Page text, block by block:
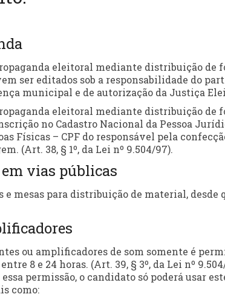
eleitoral mediante distribuição de
ser editados sob a responsabilidade do
municipal e de autorização da Justiça
eleitoral mediante distribuição de
no Cadastro Nacional da Pessoa
Físicas – CPF do responsável pela
(Art. 38, § 1º, da Lei nº 9.504/97).
vias públicas
e mesas para distribuição de material,
ou amplificadores de som somente é
8 e 24 horas. (Art. 39, § 3º, da Lei nº
permissão, o candidato só poderá usar
como: